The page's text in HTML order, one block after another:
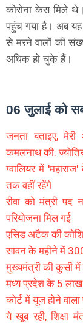
कोरोना केस मिले
पहुंच गया है। अब
से मरने वालों की
अधिक हो चुके हैं।
06 जुलाई को
जनता बताइए,
कमलनाथ की:
ग्वालियर में
तक वहीं रहेंगे
रीवा को मंत्री पद
परियोजना मिल गई
एसिड अटैक की
सावन के महीने में
मुख्यमंत्री की कुर्सी में
मध्य प्रदेश के 5 लाख
कोर्ट में यूज होने वाला
ये खूब रही, शिक्षा